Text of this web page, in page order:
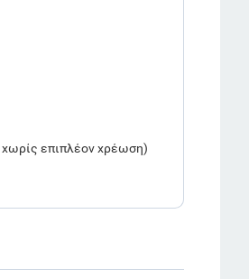
επιπλέον χρέωση)